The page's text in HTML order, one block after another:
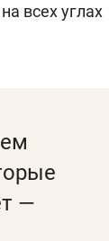
всех углах
—